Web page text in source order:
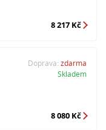
8 217 Kč
Doprava: zdarma
Skladem
8 080 Kč